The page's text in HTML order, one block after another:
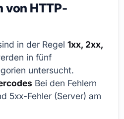
von HTTP-
in der Regel 1xx, 2xx,
in fünf
untersucht.
Bei den Fehlern
5xx-Fehler (Server) am